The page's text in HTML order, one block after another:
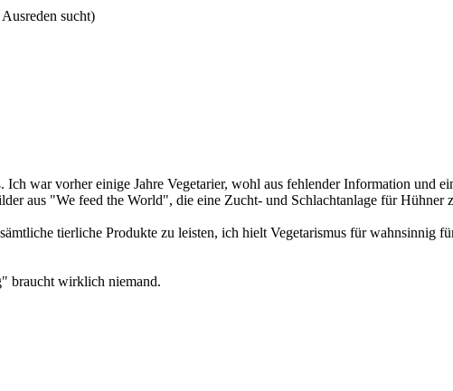
sucht)
war vorher einige Jahre Vegetarier, wohl aus fehlender Information und
aus "We feed the World", die eine Zucht- und Schlachtanlage für Hühner
tierliche Produkte zu leisten, ich hielt Vegetarismus für wahnsinnig
braucht wirklich niemand.